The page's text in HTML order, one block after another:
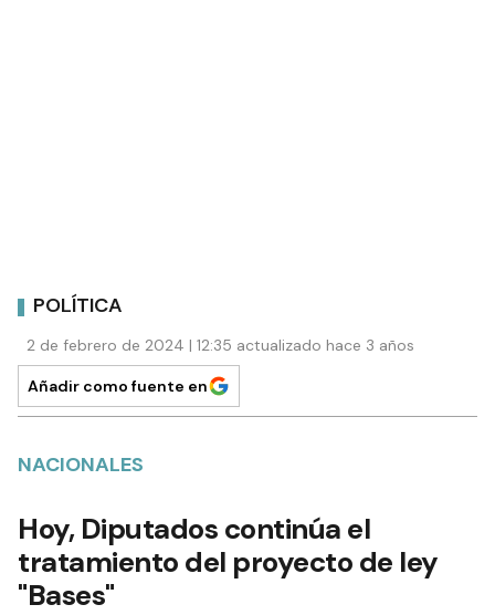
POLÍTICA
2 de febrero de 2024 | 12:35 actualizado hace 3 años
Añadir como fuente en
NACIONALES
Hoy, Diputados continúa el
tratamiento del proyecto de ley
"Bases"